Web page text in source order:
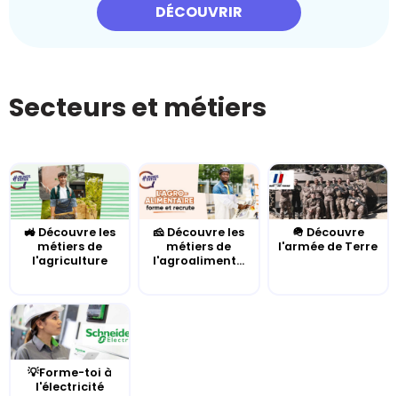
DÉCOUVRIR
Secteurs et métiers
🚜 Découvre les
métiers de
l'agriculture
🧀 Découvre les
métiers de
l'agroaliment...
🪖 Découvre
l'armée de Terre
💡Forme-toi à
l'électricité